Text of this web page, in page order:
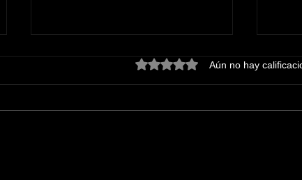
Obtuvo 0 de 5 estrellas.
Aún no hay